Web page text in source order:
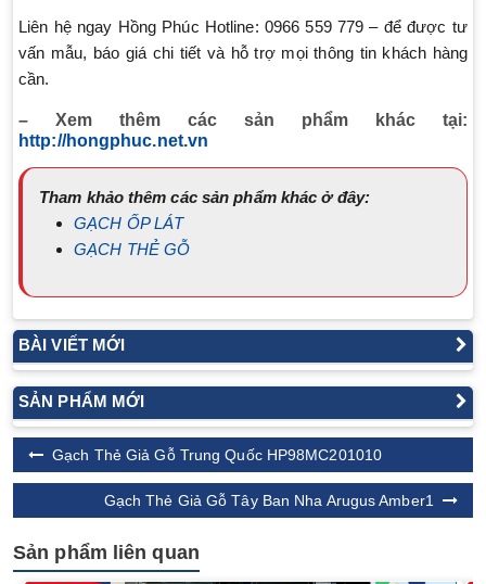
Liên hệ ngay Hồng Phúc Hotline: 0966 559 779 – để được tư
vấn mẫu, báo giá chi tiết và hỗ trợ mọi thông tin khách hàng
cần.
– Xem thêm các sản phẩm khác tại:
http://hongphuc.net.vn
Tham khảo thêm các sản phẩm khác ở đây:
GẠCH ỐP LÁT
GẠCH THẺ GỖ
BÀI VIẾT MỚI
SẢN PHẨM MỚI
Gạch Thẻ Giả Gỗ Trung Quốc HP98MC201010
Gạch Thẻ Giả Gỗ Tây Ban Nha Arugus Amber1
Sản phẩm liên quan